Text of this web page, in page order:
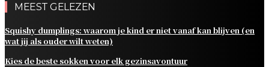
MEEST GELEZEN
Squishy dumplings: waarom je kind er niet vanaf kan blijven (en
wat jij als ouder wilt weten)
Kies de beste sokken voor elk gezinsavontuur